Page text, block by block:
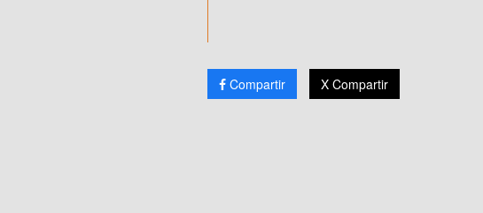
Compartir X Compartir